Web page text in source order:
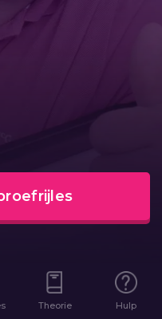
Theorie Hulp